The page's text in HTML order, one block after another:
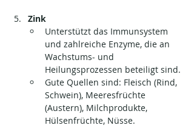
Zink
Unterstützt das Immunsystem
und zahlreiche Enzyme, die an
Wachstums- und
Heilungsprozessen beteiligt sind.
Gute Quellen sind: Fleisch (Rind,
Schwein), Meeresfrüchte
(Austern), Milchprodukte,
Hülsenfrüchte, Nüsse.